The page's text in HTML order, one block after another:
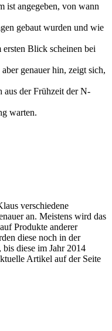
ist angegeben, von wann
gebaut wurden und wie
Blick scheinen bei
genauer hin, zeigt sich,
aus der Frühzeit der N-
warten.
verschiedene
an. Meistens wird das
Produkte anderer
diese noch in der
diese im Jahr 2014
Artikel auf der Seite